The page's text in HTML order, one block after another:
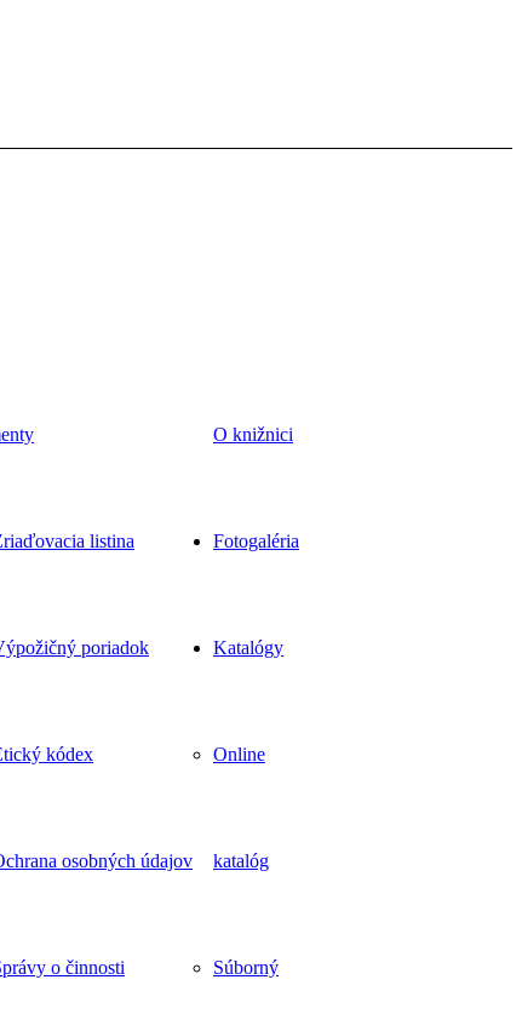
O knižnici
listina
poriadok
kódex
osobných údajov
o činnosti
Fotogaléria
Katalógy
Online
katalóg
Súborný